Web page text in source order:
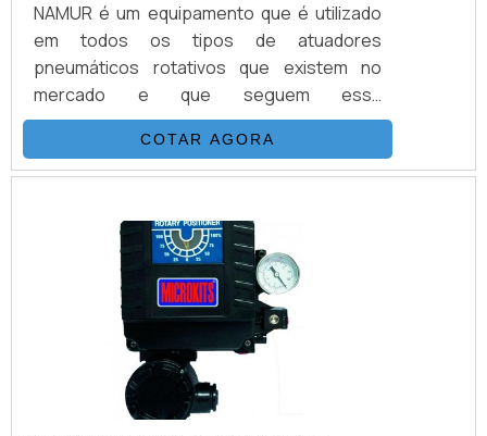
NAMUR é um equipamento que é utilizado
em todos os tipos de atuadores
pneumáticos rotativos que existem no
mercado e que seguem essa
padronização.Também é preciso citar os
parâmetros exigidos na norma NAMUR, que
abrange as regras para equipamentos que
explosivos, além de regulamentar padrões
de acoplamento, entre outras
questões.Estrutura da válvula solenóide
NAMURA válvula solenóide NAMUR possui
algumas características .
COTAR AGORA